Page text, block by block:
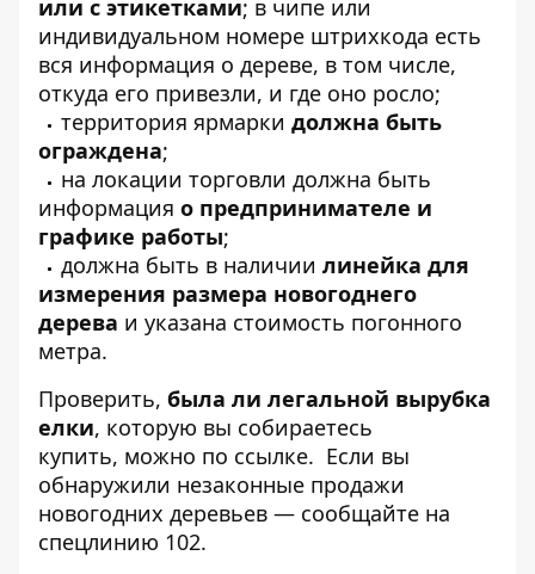
или с этикетками; в чипе или
индивидуальном номере штрихкода есть
вся информация о дереве, в том числе,
откуда его привезли, и где оно росло;
территория ярмарки должна быть
ограждена;
на локации торговли должна быть
информация о предпринимателе и
графике работы;
должна быть в наличии линейка для
измерения размера новогоднего
дерева и указана стоимость погонного
метра.
Проверить, была ли легальной вырубка
елки, которую вы собираетесь
купить, можно по ссылке. Если вы
обнаружили незаконные продажи
новогодних деревьев — сообщайте на
спецлинию 102.